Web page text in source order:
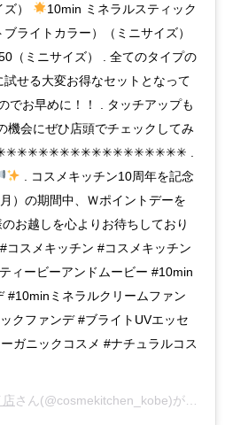
）
10min ミネラルスティック
ライトカラー）（ミニサイズ）
（ミニサイズ） . 全てのタイプの
せる大変お得なセットとなって
でお早めに！！ . タッチアップも
機会にぜひ店頭でチェックしてみ
.
. コスメキッチン10周年を記念
）の期間中、Ｗポイントデーを
お越しを心よりお待ちしており
コスメキッチン #コスメキッチン
ィービーアンドムービー #10min
#10minミネラルクリームファン
クファンデ #ブライトUVエッセ
ガニックコスメ #ナチュラルコス
さん(@cosmekitchen_kobe)がシェアした投稿 –